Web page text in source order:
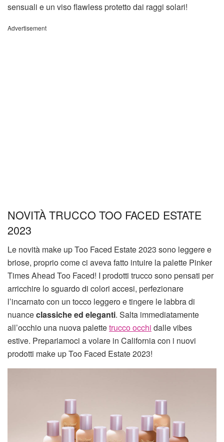
sensuali e un viso flawless protetto dai raggi solari!
Advertisement
NOVITÀ TRUCCO TOO FACED ESTATE
2023
Le novità make up Too Faced Estate 2023 sono leggere e
briose, proprio come ci aveva fatto intuire la palette Pinker
Times Ahead Too Faced! I prodotti trucco sono pensati per
arricchire lo sguardo di colori accesi, perfezionare
l’incarnato con un tocco leggero e tingere le labbra di
nuanceclassiche ed eleganti. Salta immediatamente
all’occhio una nuova palettetrucco occhi dalle vibes
estive. Prepariamoci a volare in California con i nuovi
prodotti make up Too Faced Estate 2023!